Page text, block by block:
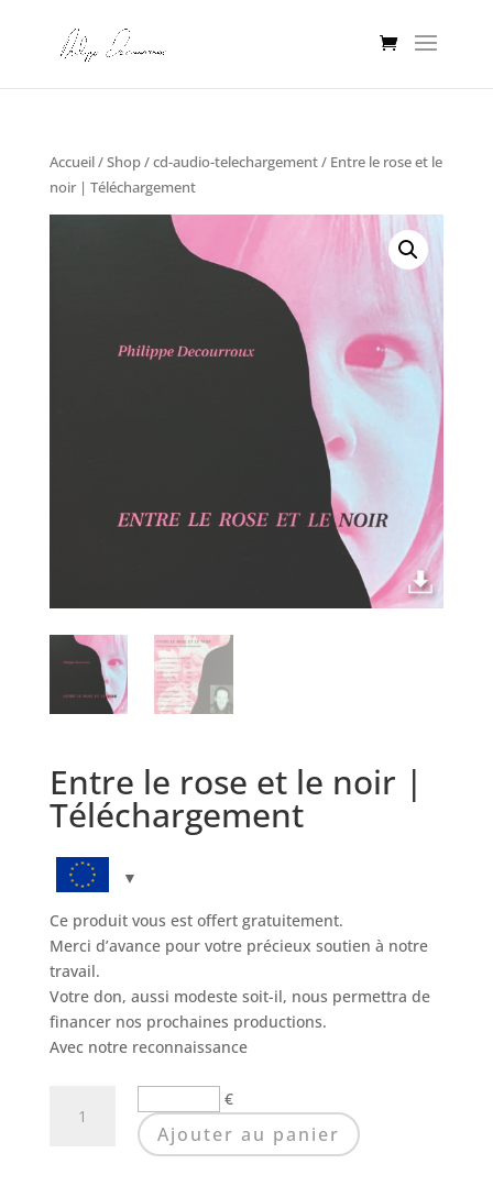
Accueil/Shop/cd-audio-telechargement/ Entre le rose et le
noir | Téléchargement
Entre le rose et le noir |
Téléchargement
Ce produit vous est offert gratuitement.
Merci d’avance pour votre précieux soutien à notre
travail.
Votre don, aussi modeste soit-il, nous permettra de
financer nos prochaines productions.
Avec notre reconnaissance
€
Ajouter au panier